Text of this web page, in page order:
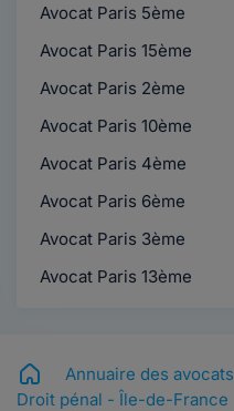
Avocat Paris 5ème
Avocat Paris 15ème
Avocat Paris 2ème
Avocat Paris 10ème
Avocat Paris 4ème
Avocat Paris 6ème
Avocat Paris 3ème
Avocat Paris 13ème
Annuaire des avocats
Droit pénal - Île-de-France